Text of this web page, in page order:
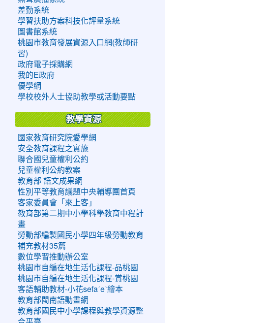
差勤系統
學習扶助方案科技化評量系統
圖書館系統
桃園市教育發展資源入口網(教師研
習)
政府電子採購網
我的E政府
優學網
學校校外人士協助教學或活動要點
教學資源
國家教育研究院愛學網
安全教育課程之實施
聯合國兒童權利公約
兒童權利公約教案
教育部 語文成果網
性別平等教育議題中央輔導團首頁
客家委員會「來上客」
教育部第二期中小學科學教育中程計
畫
勞動部編製國民小學四年級勞動教育
補充教材35篇
數位學習推動辦公室
桃園市自編在地生活化課程-品桃園
桃園市自編在地生活化課程-賞桃園
客語輔助教材-小花sefaˊeˋ繪本
教育部閩南語動畫網
教育部國民中小學課程與教學資源整